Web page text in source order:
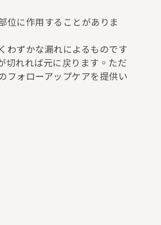
位に作用することがありま
わずかな漏れによるものです
切れれば元に戻ります。ただ
フォローアップケアを提供い